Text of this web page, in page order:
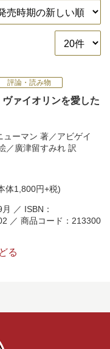
評論・読み物
ァイオリンを愛した
ューマン 著／アビゲイ
／ 廣津留すみれ 訳
体1,800円+税)
／ ISBN：
／ 商品コード：213300
る